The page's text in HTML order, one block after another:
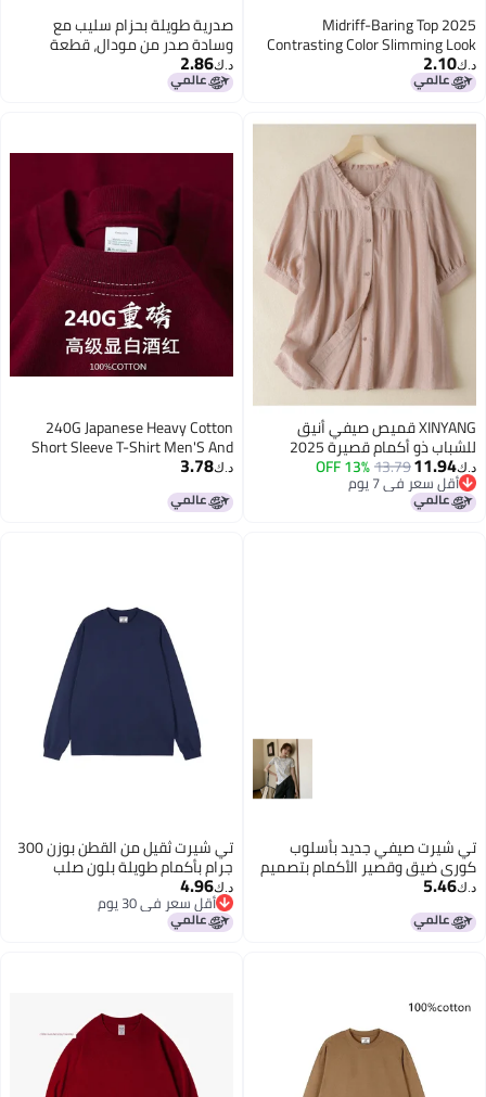
2025 Midriff-Baring Top
Contrasting Color Slimming Look
Short Design Discreet Short-
Sleeved T-Shirt For Women
د.ك‏2.10
10
صدرية طويلة بحزام سليب مع
وسادة صدر من مودال، قطعة
واحدة، قمة أنبوبية، تغليف صدر
د.ك‏2.86
XINYANG قميص صيفي أنيق
للشباب ذو أكمام قصيرة 2025
للنساء - تصميم فضفاض بحجم زائد
لتنسيق الجسم
د.ك‏11.94
13.79
13% OFF
أقل سعر في 7 يوم
أقل سعر في 7 يوم
240G Japanese Heavy Cotton
Short Sleeve T-Shirt Men'S And
Women'S Solid Color White Men'S
Blank Shirt Tide Brand Ins Supply
د.ك‏3.78
تي شيرت صيفي جديد بأسلوب
كوري ضيق وقصير الأكمام بتصميم
تداخل غير منتظم للنساء
د.ك‏5.46
تي شيرت ثقيل من القطن بوزن 300
جرام بأكمام طويلة بلون صلب
فضفاض تي شيرت أبيض داخلي
سميك للرجال والنساء
د.ك‏4.96
أقل سعر في 30 يوم
أقل سعر في 30 يوم